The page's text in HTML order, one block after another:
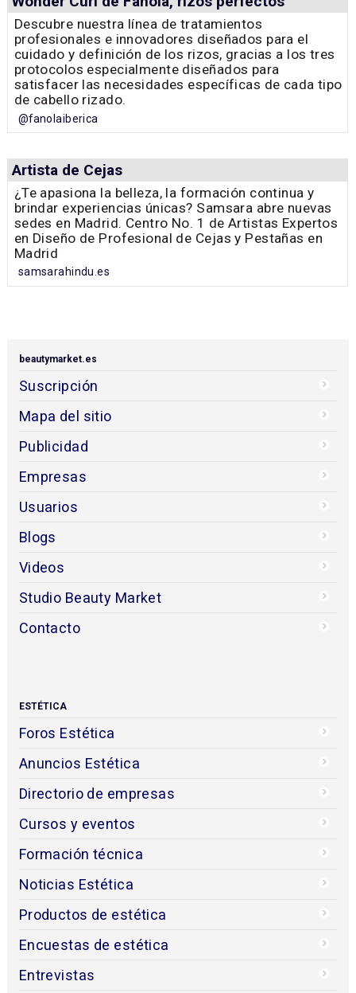
Descubre nuestra línea de tratamientos
profesionales e innovadores diseñados para el
cuidado y definición de los rizos, gracias a los tres
protocolos especialmente diseñados para
satisfacer las necesidades específicas de cada tipo
de cabello rizado.
@fanolaiberica
Artista de Cejas
¿Te apasiona la belleza, la formación continua y
brindar experiencias únicas? Samsara abre nuevas
sedes en Madrid. Centro No. 1 de Artistas Expertos
en Diseño de Profesional de Cejas y Pestañas en
Madrid
samsarahindu.es
beautymarket.es
Suscripción
Mapa del sitio
Publicidad
Empresas
Usuarios
Blogs
Videos
Studio Beauty Market
Contacto
ESTÉTICA
Foros Estética
Anuncios Estética
Directorio de empresas
Cursos y eventos
Formación técnica
Noticias Estética
Productos de estética
Encuestas de estética
Entrevistas